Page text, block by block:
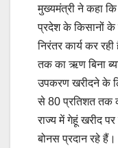
मुख्यमंत्री ने कहा
प्रदेश के किसानों के
निरंतर कार्य कर
तक का ऋण बिना
उपकरण खरीदने के
से 80 प्रतिशत तक
राज्य में गेहूं खरीद
बोनस प्रदान रहे